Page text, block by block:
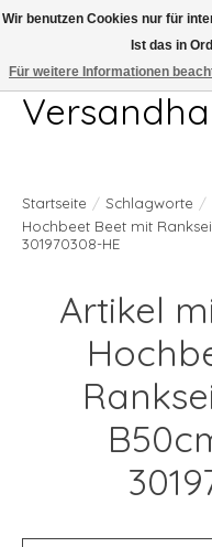
Telefon 04407 715872 MO-DO 7.00-
Startseite / Schlagworte /
Hochbeet Beet mit
301970308-HE
Artikel
Wir benutzen Cookies nur für
Ist das in
Für weitere Informationen